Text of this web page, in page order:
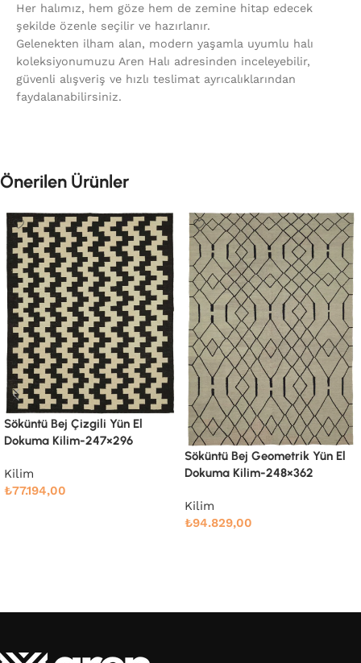
Her halımız, hem göze hem de zemine hitap edecek
şekilde özenle seçilir ve hazırlanır.
Gelenekten ilham alan, modern yaşamla uyumlu halı
koleksiyonumuzu Aren Halı adresinden inceleyebilir,
güvenli alışveriş ve hızlı teslimat ayrıcalıklarından
faydalanabilirsiniz.
Önerilen Ürünler
Dokuma Kilim-248×362
Söküntü Bej Modern Dizayn
Yün El Dokuma Kilim-238×305
₺76.666,00
Devamını oku